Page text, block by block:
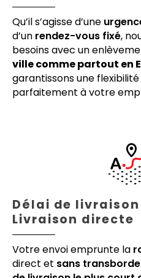
Qu’il s’agisse d’une
d’un rendez-vous fixé,
besoins avec un
ville comme partout en
garantissons une
parfaitement à votre
Délai de
Livraison directe
Votre envoi emprunte la
direct et sans